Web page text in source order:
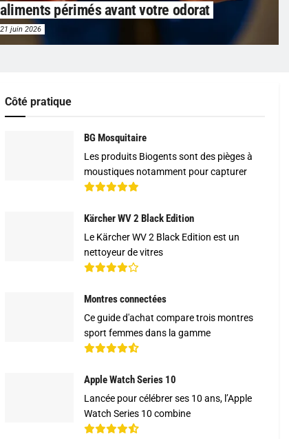
aliments périmés avant votre odorat
21 juin 2026
Côté pratique
BG Mosquitaire
Les produits Biogents sont des pièges à
moustiques notamment pour capturer
Kärcher WV 2 Black Edition
Le Kärcher WV 2 Black Edition est un
nettoyeur de vitres
Montres connectées
Ce guide d'achat compare trois montres
sport femmes dans la gamme
Apple Watch Series 10
Lancée pour célébrer ses 10 ans, l’Apple
Watch Series 10 combine